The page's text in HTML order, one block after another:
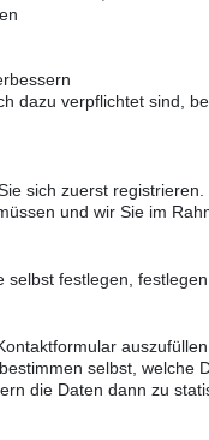
verpflichtet sind,
sich zuerst
und wir Sie im
festlegen,
selbst,
die Daten dann zu